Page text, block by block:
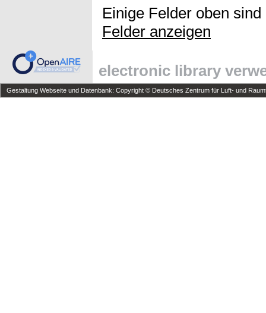
Einige Felder oben
Felder anzeigen
electronic library
Gestaltung Webseite und Datenbank: Copyright © Deutsches Zentrum für Luft- und